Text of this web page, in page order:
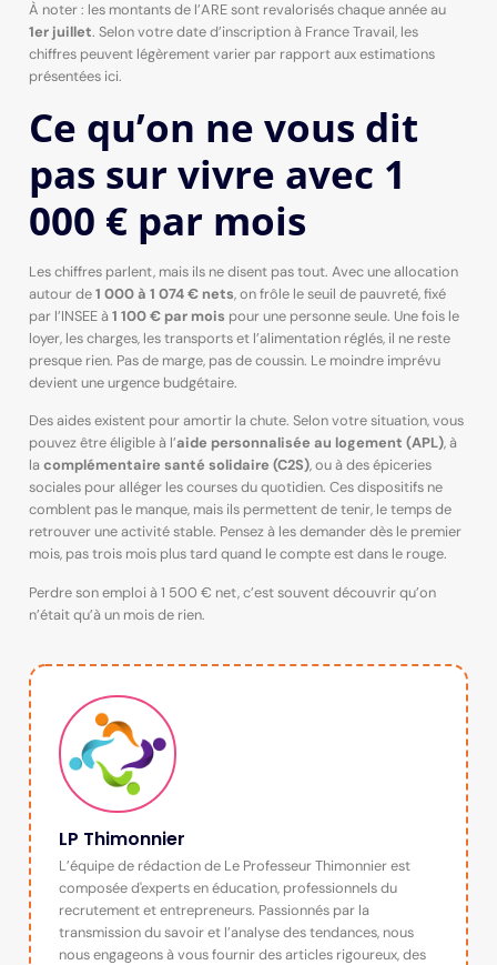
À noter : les montants de l’ARE sont revalorisés chaque année au
1er juillet. Selon votre date d’inscription à France Travail, les
chiffres peuvent légèrement varier par rapport aux estimations
présentées ici.
Ce qu’on ne vous dit
pas sur vivre avec 1
000 € par mois
Les chiffres parlent, mais ils ne disent pas tout. Avec une allocation
autour de1 000 à 1 074 € nets, on frôle le seuil de pauvreté, fixé
par l’INSEE à1 100 € par mois pour une personne seule. Une fois le
loyer, les charges, les transports et l’alimentation réglés, il ne reste
presque rien. Pas de marge, pas de coussin. Le moindre imprévu
devient une urgence budgétaire.
Des aides existent pour amortir la chute. Selon votre situation, vous
pouvez être éligible à l’aide personnalisée au logement (APL), à
lacomplémentaire santé solidaire (C2S), ou à des épiceries
sociales pour alléger les courses du quotidien. Ces dispositifs ne
comblent pas le manque, mais ils permettent de tenir, le temps de
retrouver une activité stable. Pensez à les demander dès le premier
mois, pas trois mois plus tard quand le compte est dans le rouge.
Perdre son emploi à 1 500 € net, c’est souvent découvrir qu’on
n’était qu’à un mois de rien.
LP Thimonnier
L’équipe de rédaction de Le Professeur Thimonnier est
composée d'experts en éducation, professionnels du
recrutement et entrepreneurs. Passionnés par la
transmission du savoir et l’analyse des tendances, nous
nous engageons à vous fournir des articles rigoureux, des